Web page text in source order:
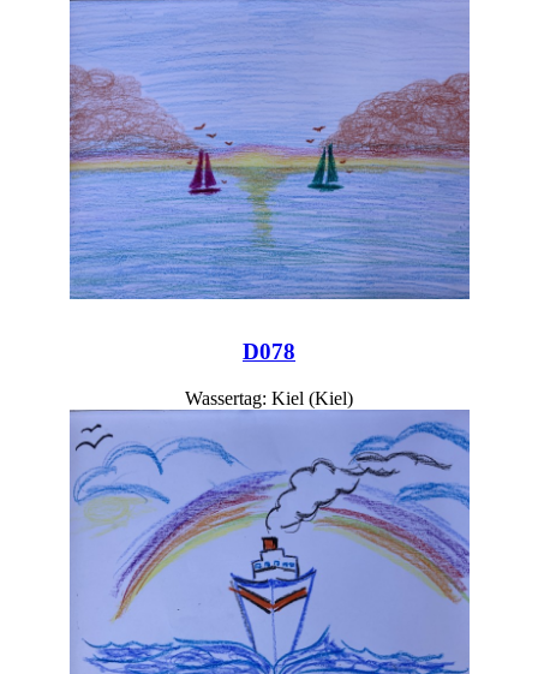
D078
Wassertag: Kiel (Kiel)